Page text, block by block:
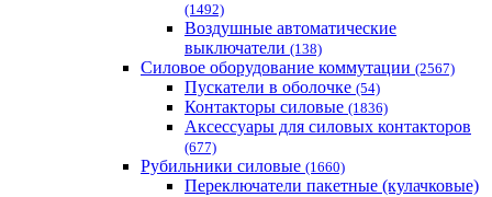
(1492)
Воздушные автоматические
выключатели (138)
Силовое оборудование коммутации (2567)
Пускатели в оболочке (54)
Контакторы силовые (1836)
Аксессуары для силовых контакторов
(677)
Рубильники силовые (1660)
Переключатели пакетные (кулачковые)